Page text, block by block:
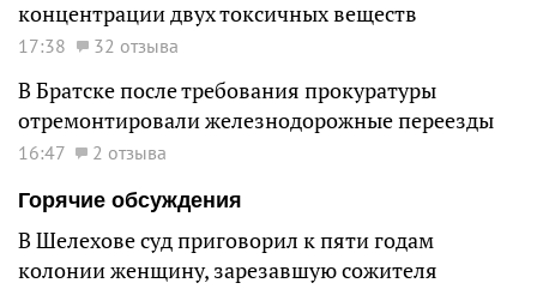
концентрации двух токсичных веществ
17:38 32 отзыва
В Братске после требования прокуратуры
отремонтировали железнодорожные переезды
16:47
2 отзыва
Горячие обсуждения
В Шелехове суд приговорил к пяти годам
колонии женщину, зарезавшую сожителя